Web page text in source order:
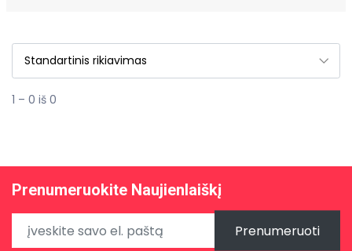
1 – 0 iš 0
Prenumeruokite Naujienlaiškį
Prenumeruoti